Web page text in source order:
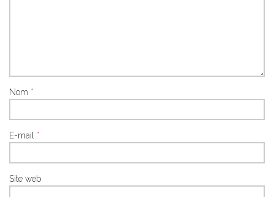
Nom *
E-mail *
Site web